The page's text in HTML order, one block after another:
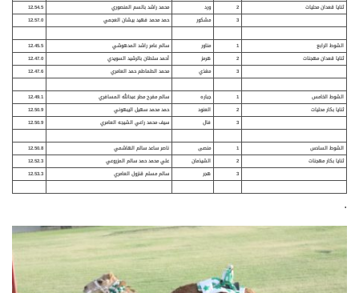
ثنايا قعدان محليات
2 ورد محمد راشد بالسم المنصوري
12.54.5
3
مشكور حمد محمد فهيد بيشان العجمي 12.57.0
الشوط الرابع 1 مناور سالم عامر راشد المدهوشي
12.45.5
ثنايا قعدان مهجنات
2 هرمز أحمد سلطان بالرشيد السويدي
12.47.0
3
مغذي محمد الطماطم حمد العامري 12.47.6
الشوط الخامس 1 جباره سالم مفرح مطر عبدالله المسافري
12.49.1
ثنايا بكار محليات
2 العنود حمد محمد سهيل اليبهوني
12.50.9
3
فال سيف محمد راعي الشيجه العامري 12.50.9
الشوط السادس 1 منصى ناصر ساعد سالم الهاشمي
12.50.8
ثنايا بكار مهجنات
2 الشيذمان علي محمد حمد سالم المزروعي
12.52.3
3
هجر سالم مسلم قنزول العامري 12.53.3
.